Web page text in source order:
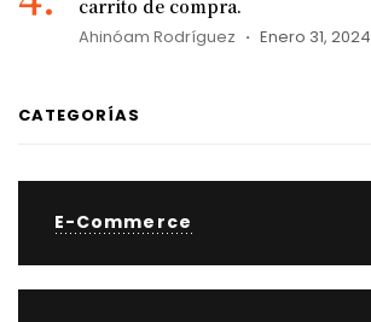
carrito de compra.
Ahinóam Rodríguez Enero 31, 2024
CATEGORÍAS
E-Commerce